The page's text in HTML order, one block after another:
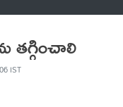
తగ్గించాలి
IST